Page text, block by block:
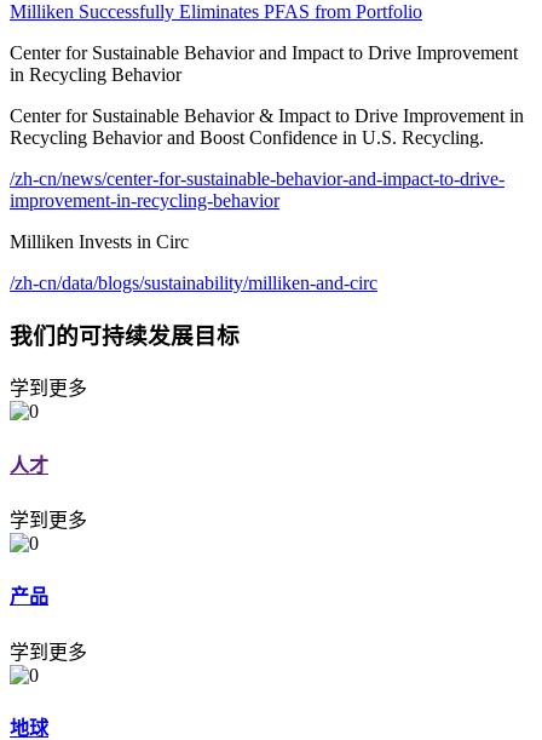
Milliken Successfully Eliminates PFAS from Portfolio
Center for Sustainable Behavior and Impact to Drive Improvement
in Recycling Behavior
Center for Sustainable Behavior & Impact to Drive Improvement in
Recycling Behavior and Boost Confidence in U.S. Recycling.
/zh-cn/news/center-for-sustainable-behavior-and-impact-to-drive-
improvement-in-recycling-behavior
Milliken Invests in Circ
/zh-cn/data/blogs/sustainability/milliken-and-circ
我们的可持续发展目标
学到更多
人才
学到更多
产品
学到更多
地球